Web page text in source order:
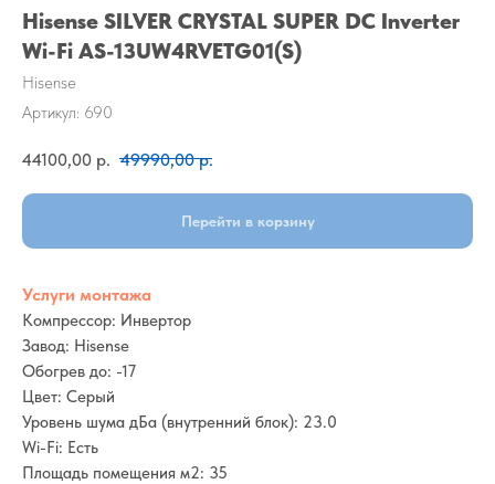
Hisense SILVER CRYSTAL SUPER DC Inverter
Wi-Fi AS-13UW4RVETG01(S)
Hisense
Артикул: 690
44100,00 р. 49990,00 р.
Перейти в корзину
Услуги монтажа
Компрессор: Инвертор
Завод: Hisense
Обогрев до: -17
Цвет: Серый
Уровень шума дБа (внутренний блок): 23.0
Wi-Fi: Есть
Площадь помещения м2: 35